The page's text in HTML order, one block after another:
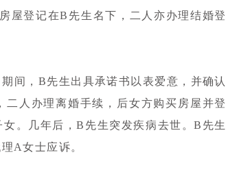
屋登记在B先生名下，二人亦办理结婚登
间，B先生出具承诺书以表爱意，并确认
人办理离婚手续，后女方购买房屋并登
。几年后，B先生突发疾病去世。B先生
A女士应诉。